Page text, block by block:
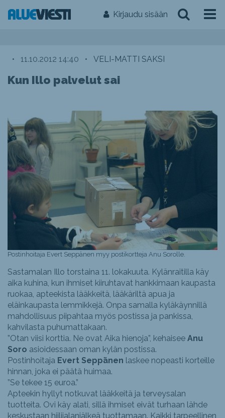
Kirjaudu sisään
• 11.10.2012 14:40 • VELI-MATTI SAKSI
Kun Illo palvelut sai
Postinhoitaja Evert Seppänen myy postikortteja Anu Sorolle.
Sastamalan Illo torstaina 11. lokakuuta. Kylänraitilla käy
aika kuhina, kun ihmiset kiiruhtavat hankkimaan kaupasta
ruokaa, apteekista lääkkeitä, lääkäriltä apua ja
eläinkaupasta lemmikkejä. Onpa samalla kyläkäynnillä
mahdollisuus piipahtaa myös postissa ja pankissa,
kahvilasta puhumattakaan.
”Otan viisi korttia. Ne ovat Aika hienoja”, kehaisee Anu
Soro asioidessaan oman kylän postissa.
Postinhoitaja Evert Seppänen laskee nopeasti korteille
hinnan, joka ei päätä huimaa.
”Se tekee 15 euroa.”
Apteekin hyllyt notkuvat lääkkeitä ja terveysalan
tuotteita. Ovi käy alati, sillä ihmiset eivät turhaan lähde
keskustaan hiilijalanjälkeä tuottamaan. Kaikki tarpeellinen